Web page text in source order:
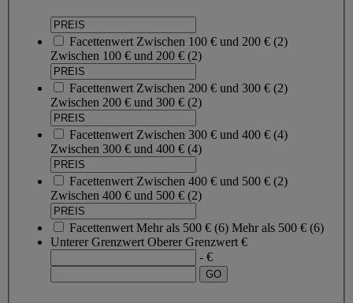
Facettenwert Zwischen 100 € und 200 € (2)
Zwischen 100 € und 200 € (2)
Facettenwert Zwischen 200 € und 300 € (2)
Zwischen 200 € und 300 € (2)
Facettenwert Zwischen 300 € und 400 € (4)
Zwischen 300 € und 400 € (4)
Facettenwert Zwischen 400 € und 500 € (2)
Zwischen 400 € und 500 € (2)
Facettenwert Mehr als 500 € (6) Mehr als 500 € (6)
Unterer Grenzwert Oberer Grenzwert €
- €